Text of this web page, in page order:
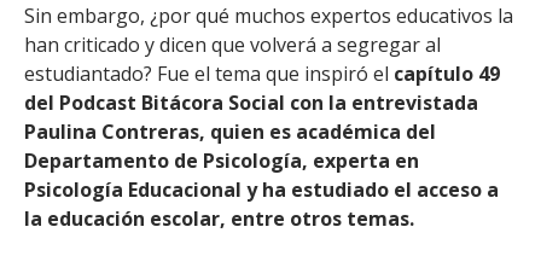
Sin embargo, ¿por qué muchos expertos educativos la
han criticado y dicen que volverá a segregar al
estudiantado? Fue el tema que inspiró el capítulo 49
del Podcast Bitácora Social con la entrevistada
Paulina Contreras, quien es académica del
Departamento de Psicología, experta en
Psicología Educacional y ha estudiado el acceso a
la educación escolar, entre otros temas.